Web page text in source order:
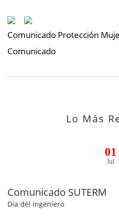
Comunicado Protección
Comunicado
Lo Más
01
Jul
Comunicado SUTERM
Día del ingeniero